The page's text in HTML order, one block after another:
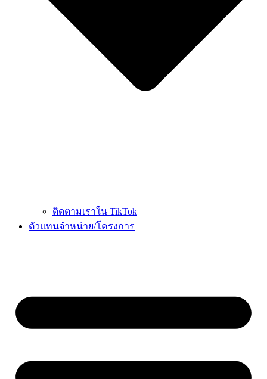
ติดตามเราใน TikTok
ตัวแทนจำหน่าย/โครงการ